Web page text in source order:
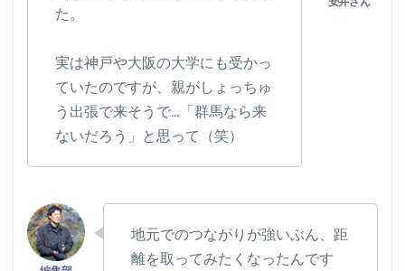
た。
実は神戸や大阪の大学にも受かっ
ていたのですが、親がしょっちゅ
う出張で来そうで…「群馬なら来
ないだろう」と思って（笑）
地元でのつながりが強いぶん、距
離を取ってみたくなったんです